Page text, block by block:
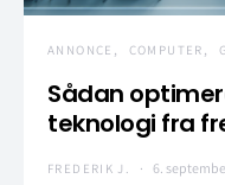
ANNONCE COMPUTER
Sådan
teknologi fra
FREDERIK J. 6.